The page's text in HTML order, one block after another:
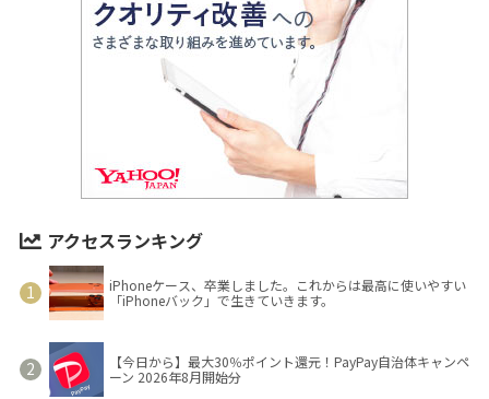
アクセスランキング
iPhoneケース、卒業しました。これからは最高に使いやすい
「iPhoneバック」で生きていきます。
【今日から】最大30％ポイント還元！PayPay自治体キャンペ
ーン 2026年8月開始分